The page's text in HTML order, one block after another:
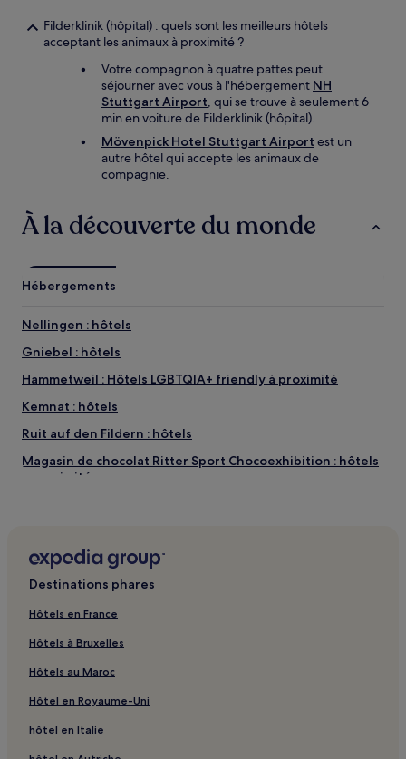
Filderklinik (hôpital) : quels sont les meilleurs hôtels
acceptant les animaux à proximité ?
Votre compagnon à quatre pattes peut
séjourner avec vous à l'hébergement NH
Stuttgart Airport, qui se trouve à seulement 6
min en voiture de Filderklinik (hôpital).
Mövenpick Hotel Stuttgart Airport est un
autre hôtel qui accepte les animaux de
compagnie.
À la découverte du monde
Hébergements
Nellingen : hôtels
Gniebel : hôtels
Hammetweil : Hôtels LGBTQIA+ friendly à proximité
Kemnat : hôtels
Ruit auf den Fildern : hôtels
Magasin de chocolat Ritter Sport Chocoexhibition : hôtels
à proximité
Bernhausen : hôtels Hôtels avec parking
Neckarhausen : hôtels
Altenburg : hôtels
Pfrondorf : hôtels
Neuweiler : hôtels
Nürtingen : hôtels Hôtels avec parking
Destinations phares
Hôtels en France
Hôtels à Bruxelles
Hôtels au Maroc
Hôtel en Royaume-Uni
hôtel en Italie